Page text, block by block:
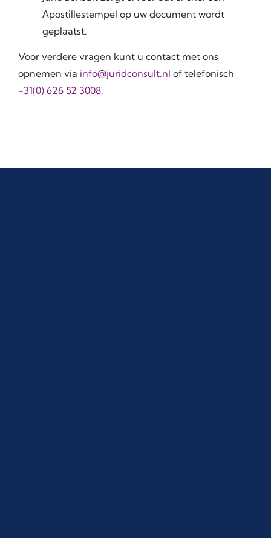
Аpostillestempel op uw document wordt
geplaatst.
Voor verdere vragen kunt u contact met ons
opnemen via info@juridconsult.nl of telefonisch
+31(0) 626 52 3008.